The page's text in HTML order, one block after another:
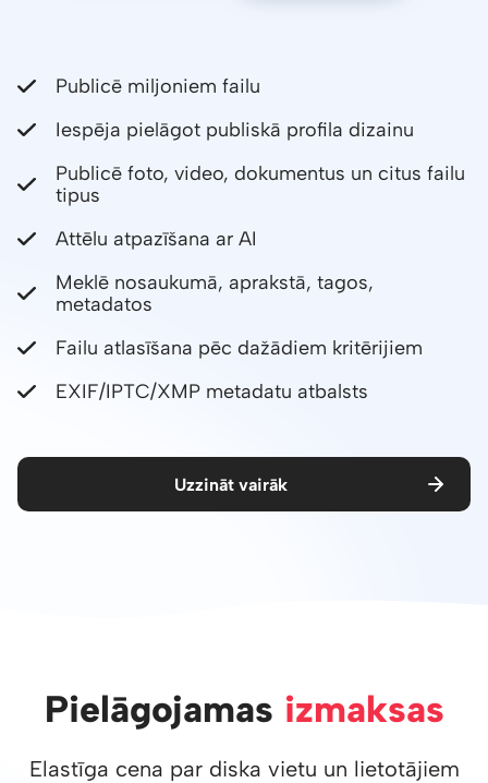
Publicē miljoniem failu
Iespēja pielāgot publiskā profila dizainu
Publicē foto, video, dokumentus un citus failu
tipus
Attēlu atpazīšana ar AI
Meklē nosaukumā, aprakstā, tagos,
metadatos
Failu atlasīšana pēc dažādiem kritērijiem
EXIF/IPTC/XMP metadatu atbalsts
Uzzināt vairāk
Pielāgojamas izmaksas
Elastīga cena par diska vietu un lietotājiem